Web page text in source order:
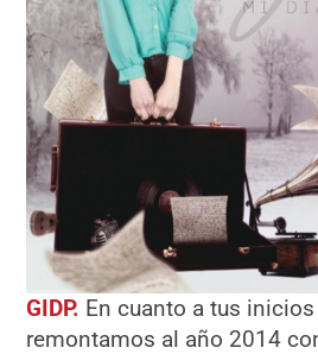
GIDP. En cuanto a tus
remontamos al año 2014